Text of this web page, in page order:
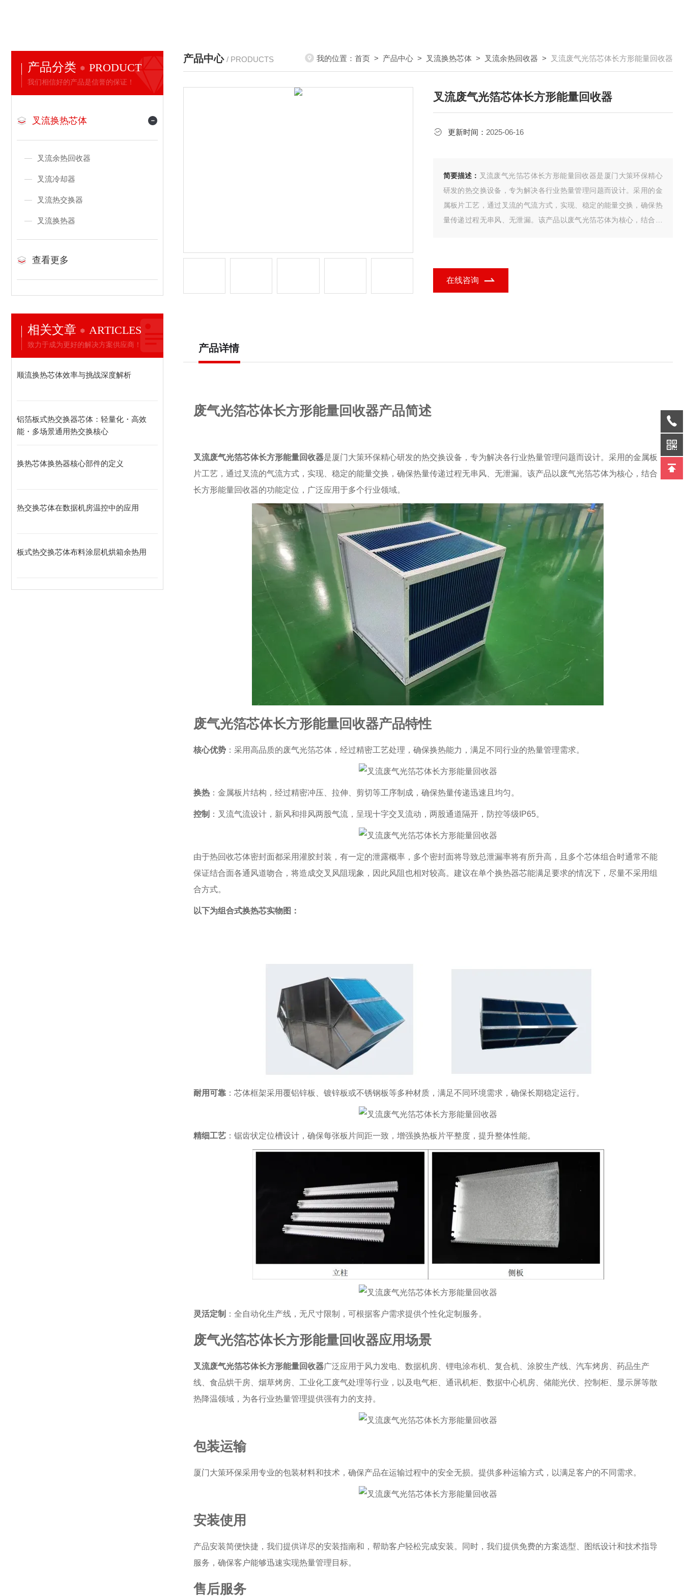
产品分类 PRODUCT
我们相信好的产品是信誉的保证！
叉流换热芯体
叉流余热回收器
叉流冷却器
叉流热交换器
叉流换热器
查看更多
相关文章 ARTICLES
致力于成为更好的解决方案供应商！
顺流换热芯体效率与挑战深度解析
铝箔板式热交换器芯体：轻量化・高效
能・多场景通用热交换核心
换热芯体换热器核心部件的定义
热交换芯体在数据机房温控中的应用
板式热交换芯体布料涂层机烘箱余热用
产品中心 / PRODUCTS 我的位置： 首页 > 产品中心 > 叉流换热芯体 > 叉流余热回收器 > 叉流废气光箔芯体长方形能量回收器
叉流废气光箔芯体长方形能量回收器
更新时间： 2025-06-16
简要描述： 叉流废气光箔芯体长方形能量回收器是厦门大策环保精心
研发的热交换设备，专为解决各行业热量管理问题而设计。采用的金
属板片工艺，通过叉流的气流方式，实现、稳定的能量交换，确保热
量传递过程无串风、无泄漏。该产品以废气光箔芯体为核心，结合长
在线咨询
产品详情
废气光箔芯体长方形能量回收器产品简述
叉流废气光箔芯体长方形能量回收器是厦门大策环保精心研发的热交换设备，专为解决各行业热量管理问题而设计。采用的金属板
片工艺，通过叉流的气流方式，实现、稳定的能量交换，确保热量传递过程无串风、无泄漏。该产品以废气光箔芯体为核心，结合
长方形能量回收器的功能定位，广泛应用于多个行业领域。
废气光箔芯体长方形能量回收器产品特性
核心优势 ：采用高品质的废气光箔芯体，经过精密工艺处理，确保换热能力，满足不同行业的热量管理需求。
换热 ：金属板片结构，经过精密冲压、拉伸、剪切等工序制成，确保热量传递迅速且均匀。
控制 ：叉流气流设计，新风和排风两股气流，呈现十字交叉流动，两股通道隔开，防控等级IP65。
由于热回收芯体密封面都采用灌胶封装，有一定的泄露概率，多个密封面将导致总泄漏率将有所升高，且多个芯体组合时通常不能
保证结合面各通风道吻合，将造成交叉风阻现象，因此风阻也相对较高。建议在单个换热器芯能满足要求的情况下，尽量不采用组
合方式。
以下为组合式换热芯实物图：
耐用可靠 ：芯体框架采用覆铝锌板、镀锌板或不锈钢板等多种材质，满足不同环境需求，确保长期稳定运行。
精细工艺 ：锯齿状定位槽设计，确保每张板片间距一致，增强换热板片平整度，提升整体性能。
灵活定制 ：全自动化生产线，无尺寸限制，可根据客户需求提供个性化定制服务。
废气光箔芯体长方形能量回收器应用场景
叉流废气光箔芯体长方形能量回收器广泛应用于风力发电、数据机房、锂电涂布机、复合机、涂胶生产线、汽车烤房、药品生产
线、食品烘干房、烟草烤房、工业化工废气处理等行业，以及电气柜、通讯机柜、数据中心机房、储能光伏、控制柜、显示屏等散
热降温领域，为各行业热量管理提供强有力的支持。
包装运输
厦门大策环保采用专业的包装材料和技术，确保产品在运输过程中的安全无损。提供多种运输方式，以满足客户的不同需求。
安装使用
产品安装简便快捷，我们提供详尽的安装指南和，帮助客户轻松完成安装。同时，我们提供免费的方案选型、图纸设计和技术指导
服务，确保客户能够迅速实现热量管理目标。
售后服务